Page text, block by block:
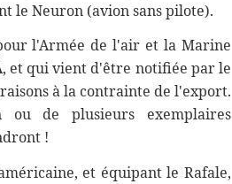
le Neuron (avion sans pilote).
l'Armée de l'air et la Marine
et qui vient d'être notifiée par le
à la contrainte de l'export.
de plusieurs exemplaires
!
et équipant le Rafale,